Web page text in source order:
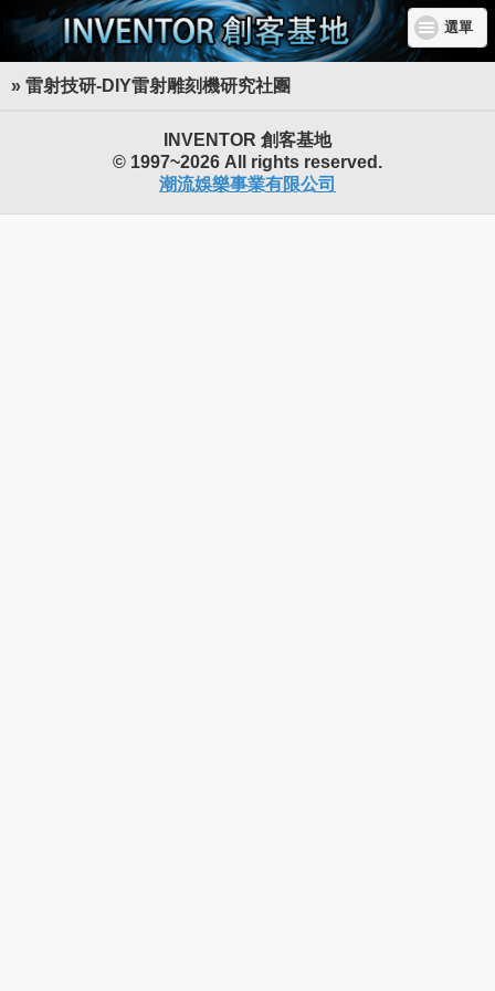
選單
» 雷射技研-DIY雷射雕刻機研究社團
INVENTOR 創客基地
© 1997~2026 All rights reserved.
潮流娛樂事業有限公司